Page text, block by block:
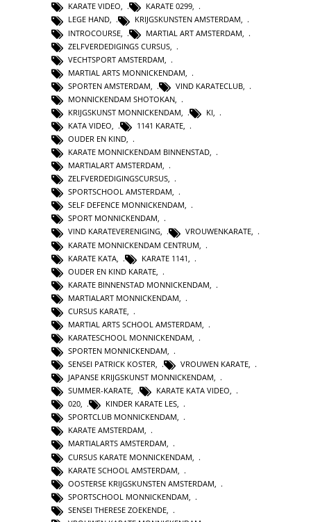
KARATE VIDEO, KARATE 0299,
LEGE HAND, KRIJGSKUNSTEN AMSTERDAM,
INTROCOURSE
MARTIAL ART AMSTERDAM
ZELFVERDEDIGINGS CURSUS
VECHTSPORT AMSTERDAM
MARTIAL ARTS MONNICKENDAM
SPORTEN AMSTERDAM
VIND KARATECLUB
MONNICKENDAM SHOTOKAN
KRIJGSKUNST MONNICKENDAM
KI
KATA VIDEO
1141 KARATE
OUDER EN KIND,
KARATE MONNICKENDAM BINNENSTAD,
MARTIALART AMSTERDAM,
ZELFVERDEDIGINGSCURSUS,
SPORTSCHOOL AMSTERDAM,
SELF DEFENCE MONNICKENDAM,
SPORT MONNICKENDAM,
VIND KARATEVERENIGING, VROUWENKARATE,
KARATE MONNICKENDAM CENTRUM
KARATE KATA
KARATE 1141
OUDER EN KIND KARATE
KARATE BINNENSTAD MONNICKENDAM
MARTIALART MONNICKENDAM
CURSUS KARATE
MARTIAL ARTS SCHOOL AMSTERDAM
KARATESCHOOL MONNICKENDAM
SPORTEN MONNICKENDAM,
SENSEI PATRICK KOSTER, VROUWEN KARATE,
JAPANSE KRIJGSKUNST MONNICKENDAM,
SUMMER-KARATE, KARATE KATA VIDEO,
020, KINDER KARATE LES,
SPORTCLUB MONNICKENDAM,
KARATE AMSTERDAM,
MARTIALARTS AMSTERDAM,
CURSUS KARATE MONNICKENDAM
KARATE SCHOOL AMSTERDAM
OOSTERSE KRIJGSKUNSTEN AMSTERDAM
SPORTSCHOOL MONNICKENDAM
SENSEI THERESE ZOEKENDE